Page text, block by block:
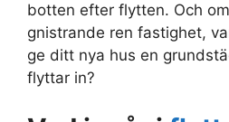
botten efter flytten. Och
gnistrande ren fastighet,
ge ditt nya hus en
flyttar in?